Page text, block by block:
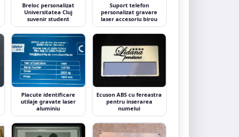
Breloc personalizat
Universitatea Cluj
suvenir student
Suport telefon
personalizat gravare
laser accesoriu birou
Placute identificare
utilaje gravate laser
aluminiu
Ecuson ABS cu fereastra
pentru inserarea
numelui